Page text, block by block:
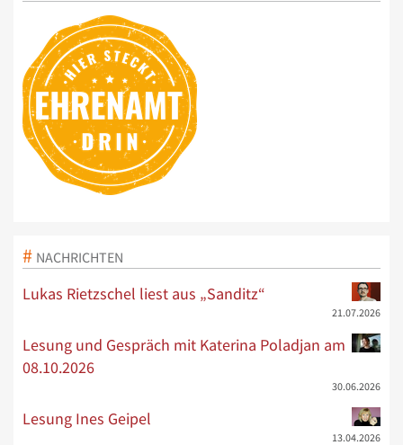
NACHRICHTEN
Lukas Rietzschel liest aus „Sanditz“
21.07.2026
Lesung und Gespräch mit Katerina Poladjan am
08.10.2026
30.06.2026
Lesung Ines Geipel
13.04.2026